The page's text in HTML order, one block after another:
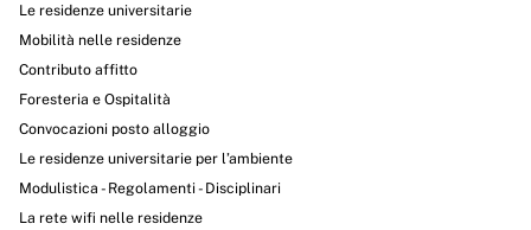
Le residenze universitarie
Mobilità nelle residenze
Contributo affitto
Foresteria e Ospitalità
Convocazioni posto alloggio
Le residenze universitarie per l’ambiente
Modulistica - Regolamenti - Disciplinari
La rete wifi nelle residenze